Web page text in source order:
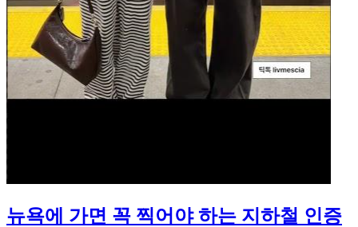
뉴욕에 가면 꼭 찍어야 하는 지하철 인증